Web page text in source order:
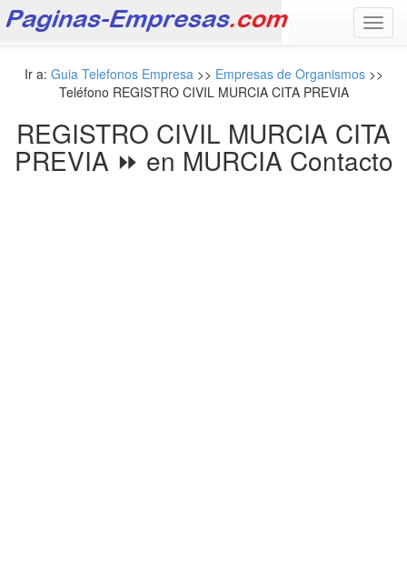
Ir a: Guia Telefonos Empresa>> Empresas de Organismos>>
Teléfono REGISTRO CIVIL MURCIA CITA PREVIA
REGISTRO CIVIL MURCIA CITA
PREVIA ⏩ en MURCIA Contacto